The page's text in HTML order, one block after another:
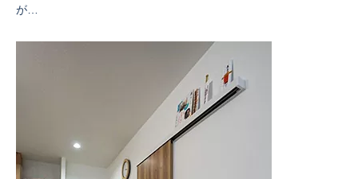
が…